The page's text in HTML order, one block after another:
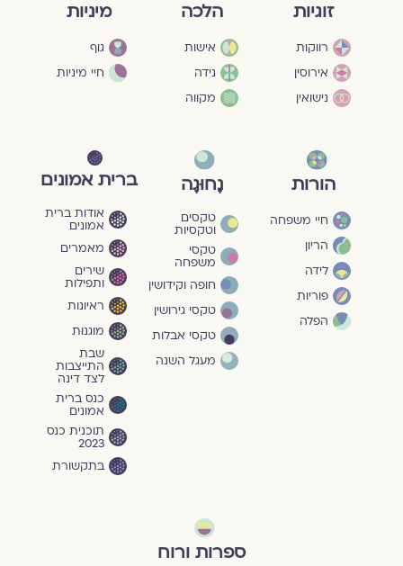
זוגיות
רווקות
אירוסין
נישואין
הלכה
אישות
נידה
מקווה
מיניות
גוף
חיי מיניות
הורות
חיי משפחה
הריון
לידה
פוריות
הפלה
נָחוּגָה
טקסים
וטקסיות
טקסי
משפחה
חופה וקידושין
טקסי גירושין
טקסי אבלות
מעגל השנה
ברית אמונים
אודות ברית
אמונים
מאמרים
שירים
ותפילות
ראיונות
מוגנוּת
שבת
התייצבות
לצד דינה
כנס ברית
אמונים
תוכנית כנס
2023
בתקשורת
ספרות ורוח